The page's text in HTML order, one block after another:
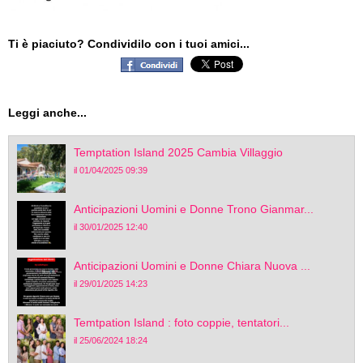
Ti è piaciuto? Condividilo con i tuoi amici...
Leggi anche...
Temptation Island 2025 Cambia Villaggio
il 01/04/2025 09:39
Anticipazioni Uomini e Donne Trono Gianmar...
il 30/01/2025 12:40
Anticipazioni Uomini e Donne Chiara Nuova ...
il 29/01/2025 14:23
Temtpation Island : foto coppie, tentatori...
il 25/06/2024 18:24